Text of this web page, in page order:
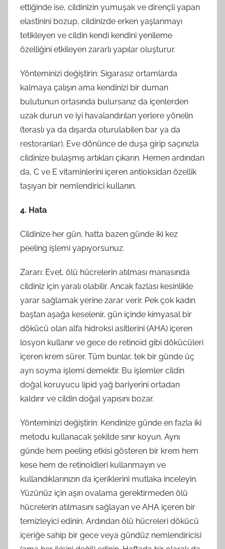
ettiğinde ise, cildinizin yumuşak ve dirençli yapan
elastinini bozup, cildinizde erken yaşlanmayı
tetikleyen ve cildin kendi kendini yenileme
özelliğini etkileyen zararlı yapılar oluşturur.
Yönteminizi değiştirin: Sigarasız ortamlarda
kalmaya çalışın ama kendinizi bir duman
bulutunun ortasında bulursanız da içenlerden
uzak durun ve iyi havalandırılan yerlere yönelin
(teraslı ya da dışarda oturulabilen bar ya da
restoranlar). Eve dönünce de duşa girip saçınızla
cildinize bulaşmış artıkları çıkarın. Hemen ardından
da, C ve E vitaminlerini içeren antioksidan özellik
taşıyan bir nemlendirici kullanın.
4. Hata
Cildinize her gün, hatta bazen günde iki kez
peeling işlemi yapıyorsunuz.
Zararı: Evet, ölü hücrelerin atılması manasında
cildiniz için yaralı olabilir. Ancak fazlası kesinlikle
yarar sağlamak yerine zarar verir. Pek çok kadın
baştan aşağa keselenir, gün içinde kimyasal bir
dökücü olan alfa hidroksi asitlerini (AHA) içeren
losyon kullanır ve gece de retinoid gibi dökücüleri
içeren krem sürer. Tüm bunlar, tek bir günde üç
ayrı soyma işlemi demektir. Bu işlemler cildin
doğal koruyucu lipid yağ bariyerini ortadan
kaldırır ve cildin doğal yapısını bozar.
Yönteminizi değiştirin: Kendinize günde en fazla iki
metodu kullanacak şekilde sınır koyun. Aynı
günde hem peeling etkisi gösteren bir krem hem
kese hem de retinoidleri kullanmayın ve
kullandıklarınızın da içeriklerini mutlaka inceleyin.
Yüzünüz için aşırı ovalama gerektirmeden ölü
hücrelerin atılmasını sağlayan ve AHA içeren bir
temizleyici edinin. Ardından ölü hücreleri dökücü
içeriğe sahip bir gece veya gündüz nemlendiricisi